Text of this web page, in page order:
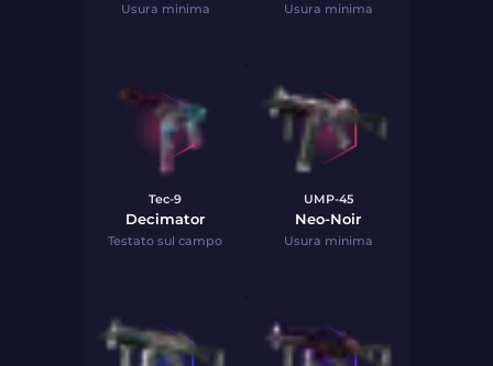
Usura minima Usura minima
Tec-9
Decimator
Testato sul campo
UMP-45
Neo-Noir
Usura minima